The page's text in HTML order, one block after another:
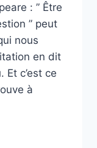
: ” Être
” peut
nous
en dit
c’est ce
à